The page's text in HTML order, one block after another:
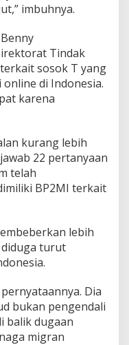
imbuhnya.
Tindak
sosok T yang
di Indonesia.
karena
kurang lebih
22 pertanyaan
telah
BP2MI terkait
lebih
diduga turut
Dia
bukan pengendali
balik dugaan
migran